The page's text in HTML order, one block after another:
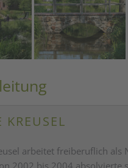
KREUSEL
arbeitet freiberuflich als
2002 bis 2004 absolvierte